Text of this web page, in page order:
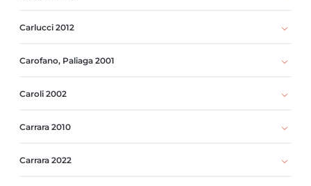
Carlucci 2012
Carofano, Paliaga 2001
Caroli 2002
Carrara 2010
Carrara 2022